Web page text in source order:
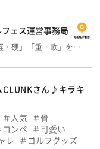
フェス運営事務局
・硬」「重・軟」を…
CLUNKさん♪キラキ
人気
骨
コンペ
可愛い
レ
ゴルフグッズ